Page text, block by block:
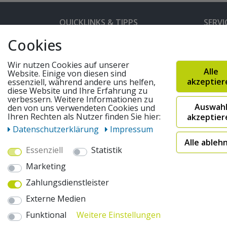
QUICKLINKS & TIPPS
Kunden-Login
Partnerprogramm
Marken
FAQ
Widerruf absenden
© 2026 pentagonsports.de
Daten­schutz­erklärung
* Alle Preise inkl. gesetzlicher Mehrwertsteuer zuzüglich
"Sofort verfügbar") | 2Versandkostenfrei nach
Cookies
Wir nutzen Cookies auf unserer
Website. Einige von diesen sind
essenziell, während andere uns helfen,
diese Website und Ihre Erfahrung zu
verbessern. Weitere Informationen zu
den von uns verwendeten Cookies und
Ihren Rechten als Nutzer finden Sie hier:
Daten­schutz­erklärung
Impressum
Essenziell
Statistik
Marketing
Zahlungsdienstleister
Externe Medien
Funktional
Weitere Einstellungen
Alle
Auswahl
Alle